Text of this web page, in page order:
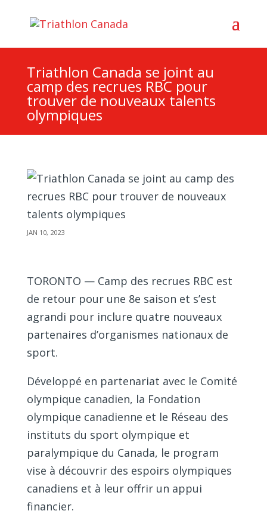
Triathlon Canada se joint au
camp des recrues RBC pour
trouver de nouveaux talents
olympiques
JAN 10, 2023
TORONTO — Camp des recrues RBC est
de retour pour une 8e saison et s’est
agrandi pour inclure quatre nouveaux
partenaires d’organismes nationaux de
sport.
Développé en partenariat avec le Comité
olympique canadien, la Fondation
olympique canadienne et le Réseau des
instituts du sport olympique et
paralympique du Canada, le program
vise à découvrir des espoirs olympiques
canadiens et à leur offrir un appui
financier.